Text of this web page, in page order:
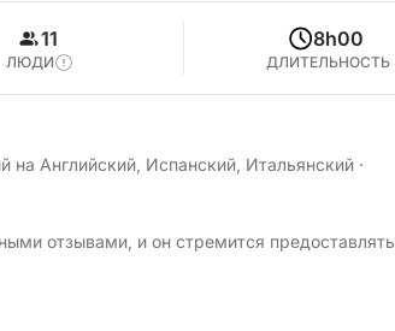
11
ЛЮДИ
8h00
ДЛИТЕЛЬНОСТЬ
на Английский, Испанский, Итальянский ·
отзывами, и он стремится предоставлять